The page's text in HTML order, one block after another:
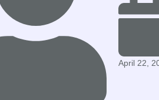
April 22,